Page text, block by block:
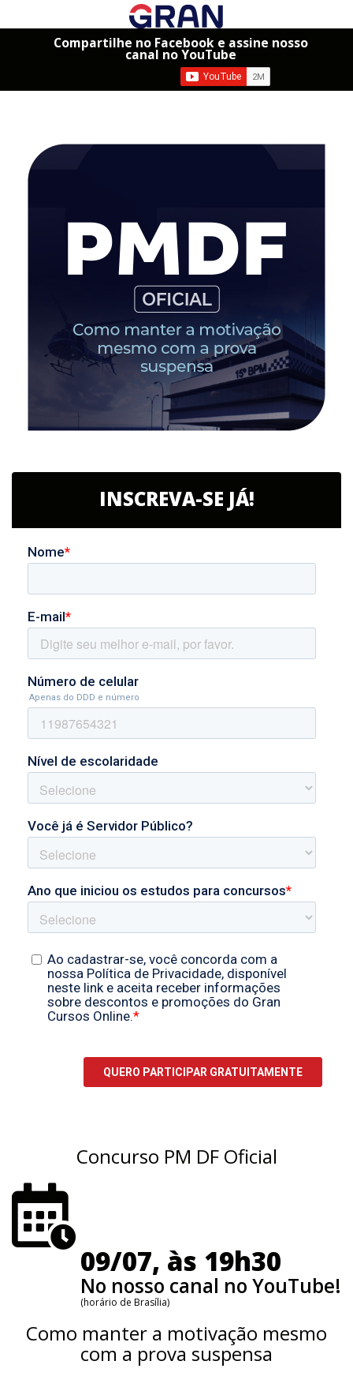
Compartilhe no Facebook e assine nosso
canal no YouTube
INSCREVA-SE JÁ!
Concurso PM DF Oficial
09/07, às 19h30
No nosso canal no YouTube!
(horário de Brasília)
Como manter a motivação mesmo
com a prova suspensa